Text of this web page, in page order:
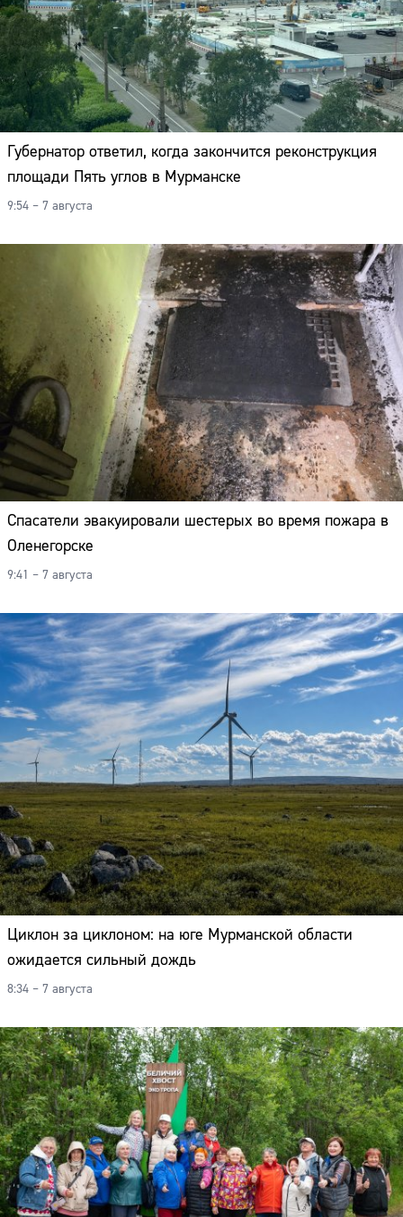
Губернатор ответил, когда закончится реконструкция
площади Пять углов в Мурманске
9:54 – 7 августа
Спасатели эвакуировали шестерых во время пожара в
Оленегорске
9:41 – 7 августа
Циклон за циклоном: на юге Мурманской области
ожидается сильный дождь
8:34 – 7 августа